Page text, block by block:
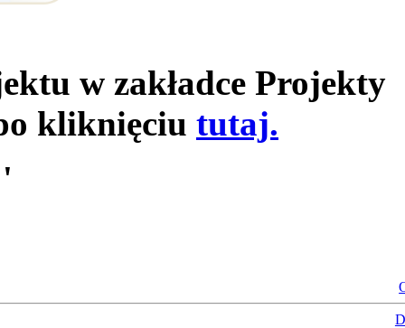
w zakładce Projekty
kliknięciu tutaj.
'